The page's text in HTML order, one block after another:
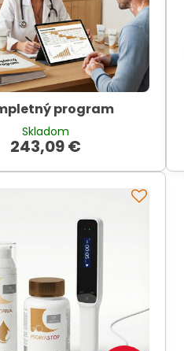
program
Skladom
243,09 €